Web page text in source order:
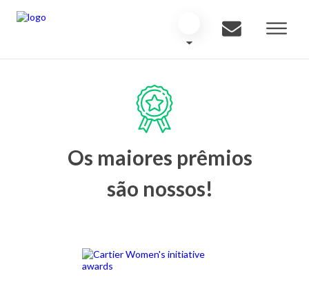
Os maiores prêmios
são nossos!